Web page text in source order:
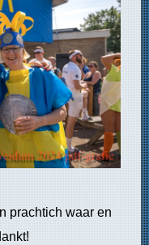
prachtich waar en